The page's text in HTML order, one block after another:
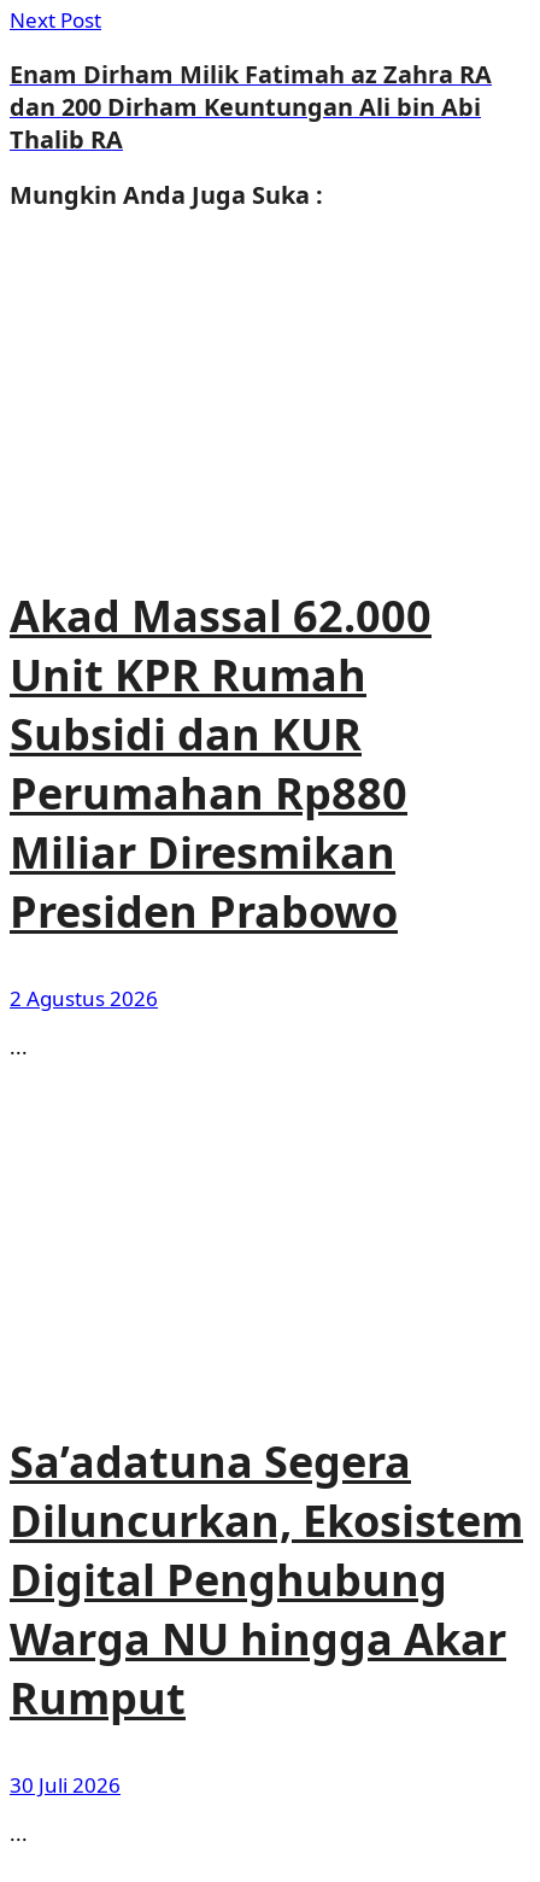
Next Post
Enam Dirham Milik Fatimah az Zahra RA
dan 200 Dirham Keuntungan Ali bin Abi
Thalib RA
Mungkin Anda Juga Suka :
Akad Massal 62.000
Unit KPR Rumah
Subsidi dan KUR
Perumahan Rp880
Miliar Diresmikan
Presiden Prabowo
2 Agustus 2026
...
Sa’adatuna Segera
Diluncurkan, Ekosistem
Digital Penghubung
Warga NU hingga Akar
Rumput
30 Juli 2026
...